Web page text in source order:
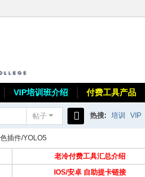
VIP培训班介绍 付费工具产品
帖子
索
热搜: 培训 VIP
插件/YOLO5
老冷付费工具汇总介绍
IOS/安卓 自助提卡链接